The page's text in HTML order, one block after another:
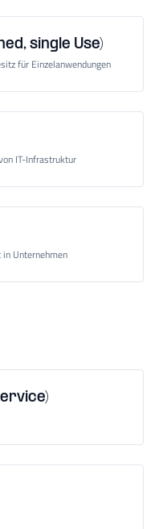
single Use)
für Einzelanwendungen
IT-Infrastruktur
Unternehmen